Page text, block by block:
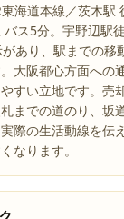
海道本線／茨木駅
ス5分。宇野辺駅
あり、駅までの移
大阪都心方面への
すい立地です。売
までの道のり、坂
際の生活動線を伝
なります。